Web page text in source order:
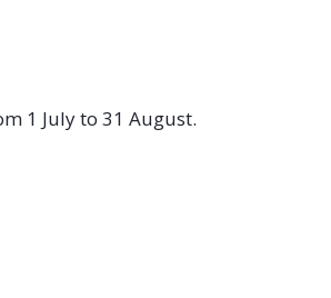
1 July to 31 August.